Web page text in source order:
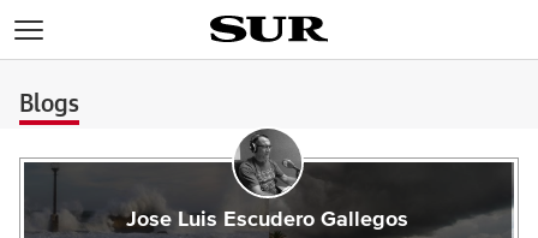
Blogs
Jose Luis Escudero Gallegos